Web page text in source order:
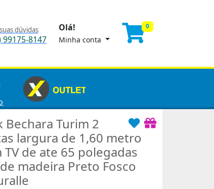
dúvidas
99175-8147
Olá!
Minha conta
0
Bechara Turim 2
largura de 1,60 metro
TV de ate 65 polegadas
madeira Preto Fosco